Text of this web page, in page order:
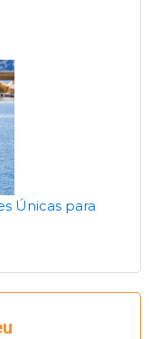
Únicas para